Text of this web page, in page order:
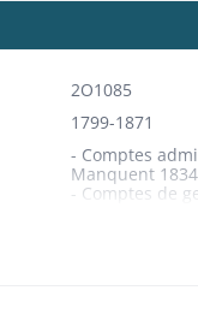
2O1085
1799-1871
- Comptes
Manquent
- Comptes de